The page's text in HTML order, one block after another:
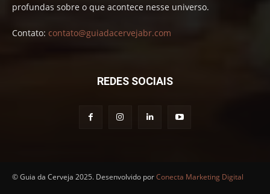
profundas sobre o que acontece nesse universo.
Contato: contato@guiadacervejabr.com
REDES SOCIAIS
© Guia da Cerveja 2025. Desenvolvido porConecta Marketing Digital